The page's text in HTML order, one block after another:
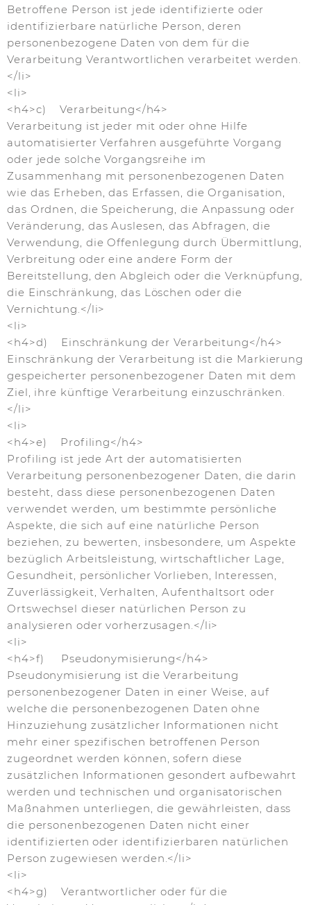
Betroffene Person ist jede identifizierte oder
identifizierbare natürliche Person, deren
personenbezogene Daten von dem für die
Verarbeitung Verantwortlichen verarbeitet werden.
</li>
<li>
<h4>c) Verarbeitung</h4>
Verarbeitung ist jeder mit oder ohne Hilfe
automatisierter Verfahren ausgeführte Vorgang
oder jede solche Vorgangsreihe im
Zusammenhang mit personenbezogenen Daten
wie das Erheben, das Erfassen, die Organisation,
das Ordnen, die Speicherung, die Anpassung oder
Veränderung, das Auslesen, das Abfragen, die
Verwendung, die Offenlegung durch Übermittlung,
Verbreitung oder eine andere Form der
Bereitstellung, den Abgleich oder die Verknüpfung,
die Einschränkung, das Löschen oder die
Vernichtung.</li>
<li>
<h4>d) Einschränkung der Verarbeitung</h4>
Einschränkung der Verarbeitung ist die Markierung
gespeicherter personenbezogener Daten mit dem
Ziel, ihre künftige Verarbeitung einzuschränken.
</li>
<li>
<h4>e) Profiling</h4>
Profiling ist jede Art der automatisierten
Verarbeitung personenbezogener Daten, die darin
besteht, dass diese personenbezogenen Daten
verwendet werden, um bestimmte persönliche
Aspekte, die sich auf eine natürliche Person
beziehen, zu bewerten, insbesondere, um Aspekte
bezüglich Arbeitsleistung, wirtschaftlicher Lage,
Gesundheit, persönlicher Vorlieben, Interessen,
Zuverlässigkeit, Verhalten, Aufenthaltsort oder
Ortswechsel dieser natürlichen Person zu
analysieren oder vorherzusagen.</li>
<li>
<h4>f) Pseudonymisierung</h4>
Pseudonymisierung ist die Verarbeitung
personenbezogener Daten in einer Weise, auf
welche die personenbezogenen Daten ohne
Hinzuziehung zusätzlicher Informationen nicht
mehr einer spezifischen betroffenen Person
zugeordnet werden können, sofern diese
zusätzlichen Informationen gesondert aufbewahrt
werden und technischen und organisatorischen
Maßnahmen unterliegen, die gewährleisten, dass
die personenbezogenen Daten nicht einer
identifizierten oder identifizierbaren natürlichen
Person zugewiesen werden.</li>
<li>
<h4>g) Verantwortlicher oder für die